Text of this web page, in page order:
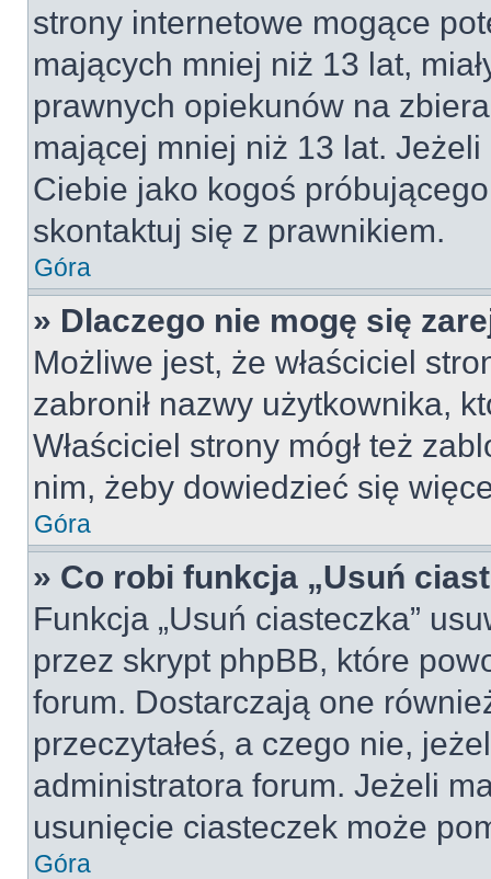
strony internetowe mogące
mających mniej niż 13 lat,
prawnych opiekunów na
mającej mniej niż 13 lat.
Ciebie jako kogoś
skontaktuj się z prawnikiem.
Góra
» Dlaczego nie mogę się
Możliwe jest, że właściciel
zabronił nazwy użytkownika,
Właściciel strony mógł też
nim, żeby dowiedzieć się
Góra
» Co robi funkcja „Usuń
Funkcja „Usuń ciasteczka”
przez skrypt phpBB, które
forum. Dostarczają one
przeczytałeś, a czego nie,
administratora forum. Jeżeli
usunięcie ciasteczek może
Góra